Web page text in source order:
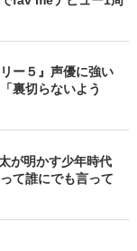
ー５』声優に強い
裏切らないよう
が明かす少年時代
て誰にでも言って